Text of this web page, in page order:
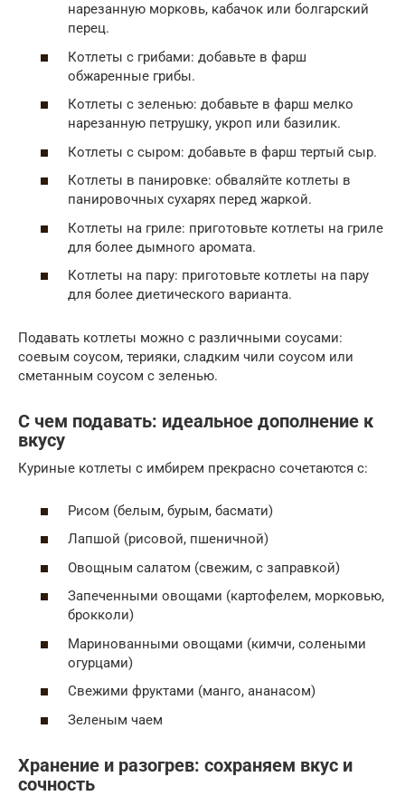
нарезанную морковь, кабачок или болгарский
перец.
Котлеты с грибами: добавьте в фарш
обжаренные грибы.
Котлеты с зеленью: добавьте в фарш мелко
нарезанную петрушку, укроп или базилик.
Котлеты с сыром: добавьте в фарш тертый сыр.
Котлеты в панировке: обваляйте котлеты в
панировочных сухарях перед жаркой.
Котлеты на гриле: приготовьте котлеты на гриле
для более дымного аромата.
Котлеты на пару: приготовьте котлеты на пару
для более диетического варианта.
Подавать котлеты можно с различными соусами:
соевым соусом, терияки, сладким чили соусом или
сметанным соусом с зеленью.
С чем подавать: идеальное дополнение к
вкусу
Куриные котлеты с имбирем прекрасно сочетаются с:
Рисом (белым, бурым, басмати)
Лапшой (рисовой, пшеничной)
Овощным салатом (свежим, с заправкой)
Запеченными овощами (картофелем, морковью,
брокколи)
Маринованными овощами (кимчи, солеными
огурцами)
Свежими фруктами (манго, ананасом)
Зеленым чаем
Хранение и разогрев: сохраняем вкус и
сочность